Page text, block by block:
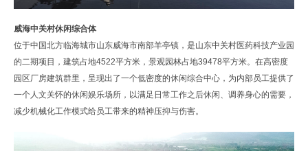
威海中关村休闲综合体
位于中国北方临海城市山东威海市南部羊亭镇，是山东中关村医药科技产业园
的二期项目，建筑占地4522平方米，景观园林占地39478平方米。在高密度
园区厂房建筑群里，呈现出了一个低密度的休闲综合中心，为内部员工提供了
一个人文关怀的休闲娱乐场所，以满足日常工作之后休闲、调养身心的需要，
减少机械化工作模式给员工带来的精神压抑与伤害。